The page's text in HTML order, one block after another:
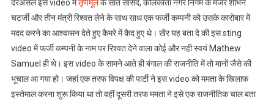
दरअसल इस video मेंतृणमूलके सात सांसद, कोलकाता नगर निगम के मेजर शोभन
चटर्जी और तीन मंत्री रिश्वत लेने के साथ साथ एक फर्जी कम्पनी को उसके कारोबार में
मदद करने का आश्वासन देते हुए कैमरे में कैद हुए थे। खैर यह बता दे की इस sting
video में फर्जी कम्पनी के नाम पर रिश्वत देने वाला कोई और नही स्वयं Mathew
Samuel ही थे। इस video के सामने आते ही बंगाल की राजनीति में तो मानों जैसे की
भूचाल आ गया हो। जहां एक तरफ विपक्ष की पार्टी ने इस video को ममता के खिलाफ
इस्तेमाल करना शुरू किया था तो वहीं दूसरी तरफ ममता ने इसे एक राजनीतिक चाल बता